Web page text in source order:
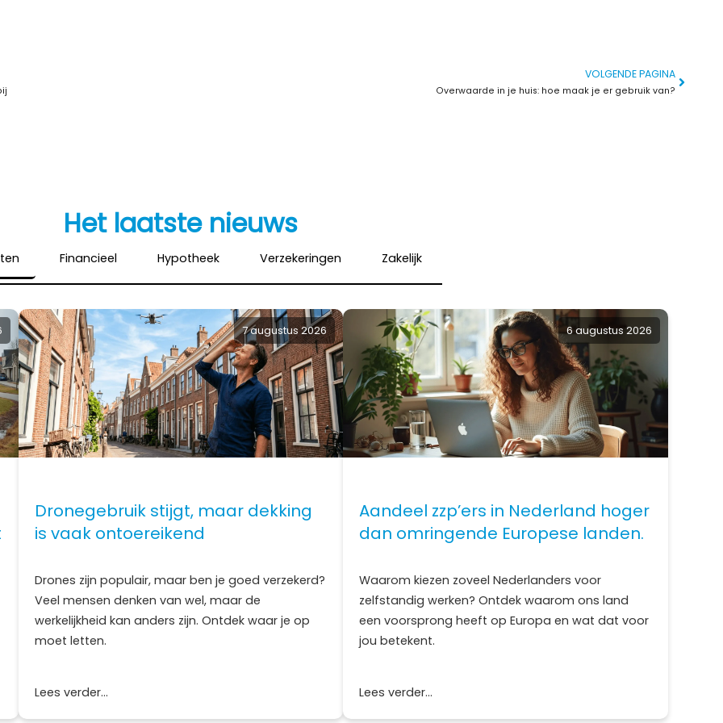
VOLGENDE PAGINA
Overwaarde in je huis: hoe maak je er gebruik van?
Het laatste nieuws
Financieel Hypotheek Verzekeringen Zakelijk
7 augustus 2026
Dronegebruik stijgt, maar dekking
is vaak ontoereikend
Drones zijn populair, maar ben je goed verzekerd?
Veel mensen denken van wel, maar de
werkelijkheid kan anders zijn. Ontdek waar je op
moet letten.
Lees verder...
6 augustus 2026
Aandeel zzp’ers in Nederland hoger
dan omringende Europese landen.
Waarom kiezen zoveel Nederlanders voor
zelfstandig werken? Ontdek waarom ons land
een voorsprong heeft op Europa en wat dat voor
jou betekent.
Lees verder...